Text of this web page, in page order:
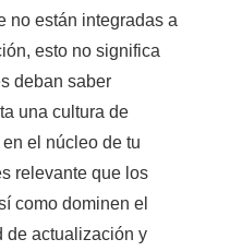
no están integradas a
esto no significa
deban saber
una cultura de
el núcleo de tu
relevante que los
como dominen el
de actualización y